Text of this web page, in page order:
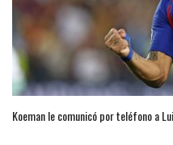
Koeman le comunicó por teléfono a